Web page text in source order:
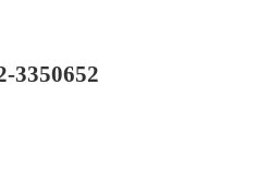
0812-3350652